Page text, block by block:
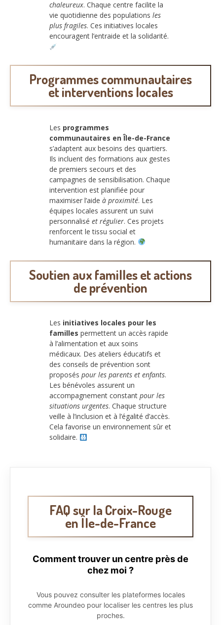
chaleureux. Chaque centre facilite la
vie quotidienne des populations les
plus fragiles. Ces initiatives locales
encouragent l’entraide et la solidarité.
Programmes communautaires
et interventions locales
Les programmes
communautaires en Île-de-France
s’adaptent aux besoins des quartiers.
Ils incluent des formations aux gestes
de premiers secours et des
campagnes de sensibilisation. Chaque
intervention est planifiée pour
maximiser l’aide à proximité. Les
équipes locales assurent un suivi
personnalisé et régulier. Ces projets
renforcent le tissu social et
humanitaire dans la région.
Soutien aux familles et actions
de prévention
Les initiatives locales pour les
familles permettent un accès rapide
à l’alimentation et aux soins
médicaux. Des ateliers éducatifs et
des conseils de prévention sont
proposés pour les parents et enfants.
Les bénévoles assurent un
accompagnement constant pour les
situations urgentes. Chaque structure
veille à l’inclusion et à l’égalité d’accès.
Cela favorise un environnement sûr et
solidaire.
FAQ sur la Croix-Rouge
en Île-de-France
Comment trouver un centre près de
chez moi ?
Vous pouvez consulter les plateformes locales
comme Aroundeo pour localiser les centres les plus
proches.